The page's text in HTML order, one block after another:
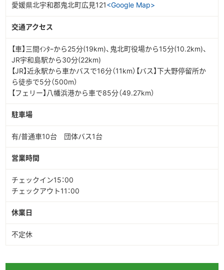
愛媛県北宇和郡鬼北町広見121<Google Map>
交通アクセス
【車】三間ｲﾝﾀｰから25分(19km)、鬼北町役場から15分(10.2km)、
JR宇和島駅から30分(22km)
【JR】近永駅から車かバスで16分（11km）【バス】下大野停留所か
ら徒歩で5分（500m）
【フェリー】八幡浜港から車で85分（49.27km）
駐車場
有/普通車10台 団体バス1台
営業時間
チェックイン15：00
チェックアウト11：00
休業日
不定休